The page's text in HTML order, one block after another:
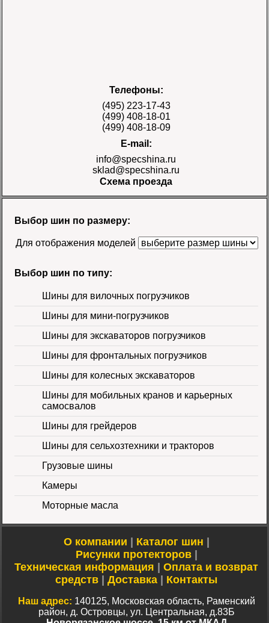
E-3/L-3 TT Naaats
Цена 48000 руб.
58500 руб.
Шина 16.9-30
14PR TL Galaxy
Цена 60000 руб.
Шина 16.9-24 16PR
IND-80 OzkaЦена
46000 руб.
Шина 10-16.5 10PR
ER-218 TL Nortec
Телефоны:
(495) 223-17-43
(499) 408-18-01
(499) 408-18-09
E-mail:
info@specshina.ru
sklad@specshina.ru
Схема проезда
Выбор шин по размеру:
Для отображения моделей
Выбор шин по типу:
Шины для вилочных погрузчиков
Шины для мини-погрузчиков
Шины для экскаваторов погрузчиков
Шины для фронтальных погрузчиков
Шины для колесных экскаваторов
Шины для мобильных кранов и карьерных
самосвалов
Шины для грейдеров
Шины для сельхозтехники и тракторов
Грузовые шины
Камеры
Моторные масла
О компании | Каталог шин |
Рисунки протекторов|
Техническая информация | Оплата и возврат
средств | Доставка | Контакты
Наш адрес: 140125, Московская область, Раменский
район, д. Островцы, ул. Центральная, д.83Б